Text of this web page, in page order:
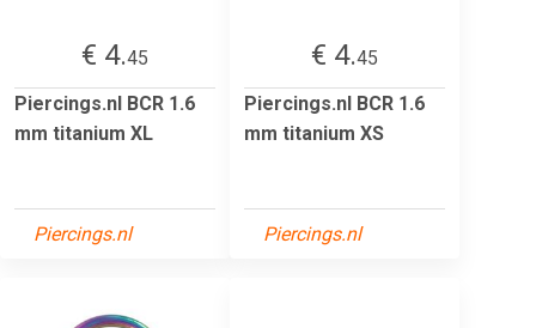
€ 4.45
Piercings.nl BCR 1.6
mm titanium XL
Piercings.nl
€ 4.45
Piercings.nl BCR 1.6
mm titanium XS
Piercings.nl